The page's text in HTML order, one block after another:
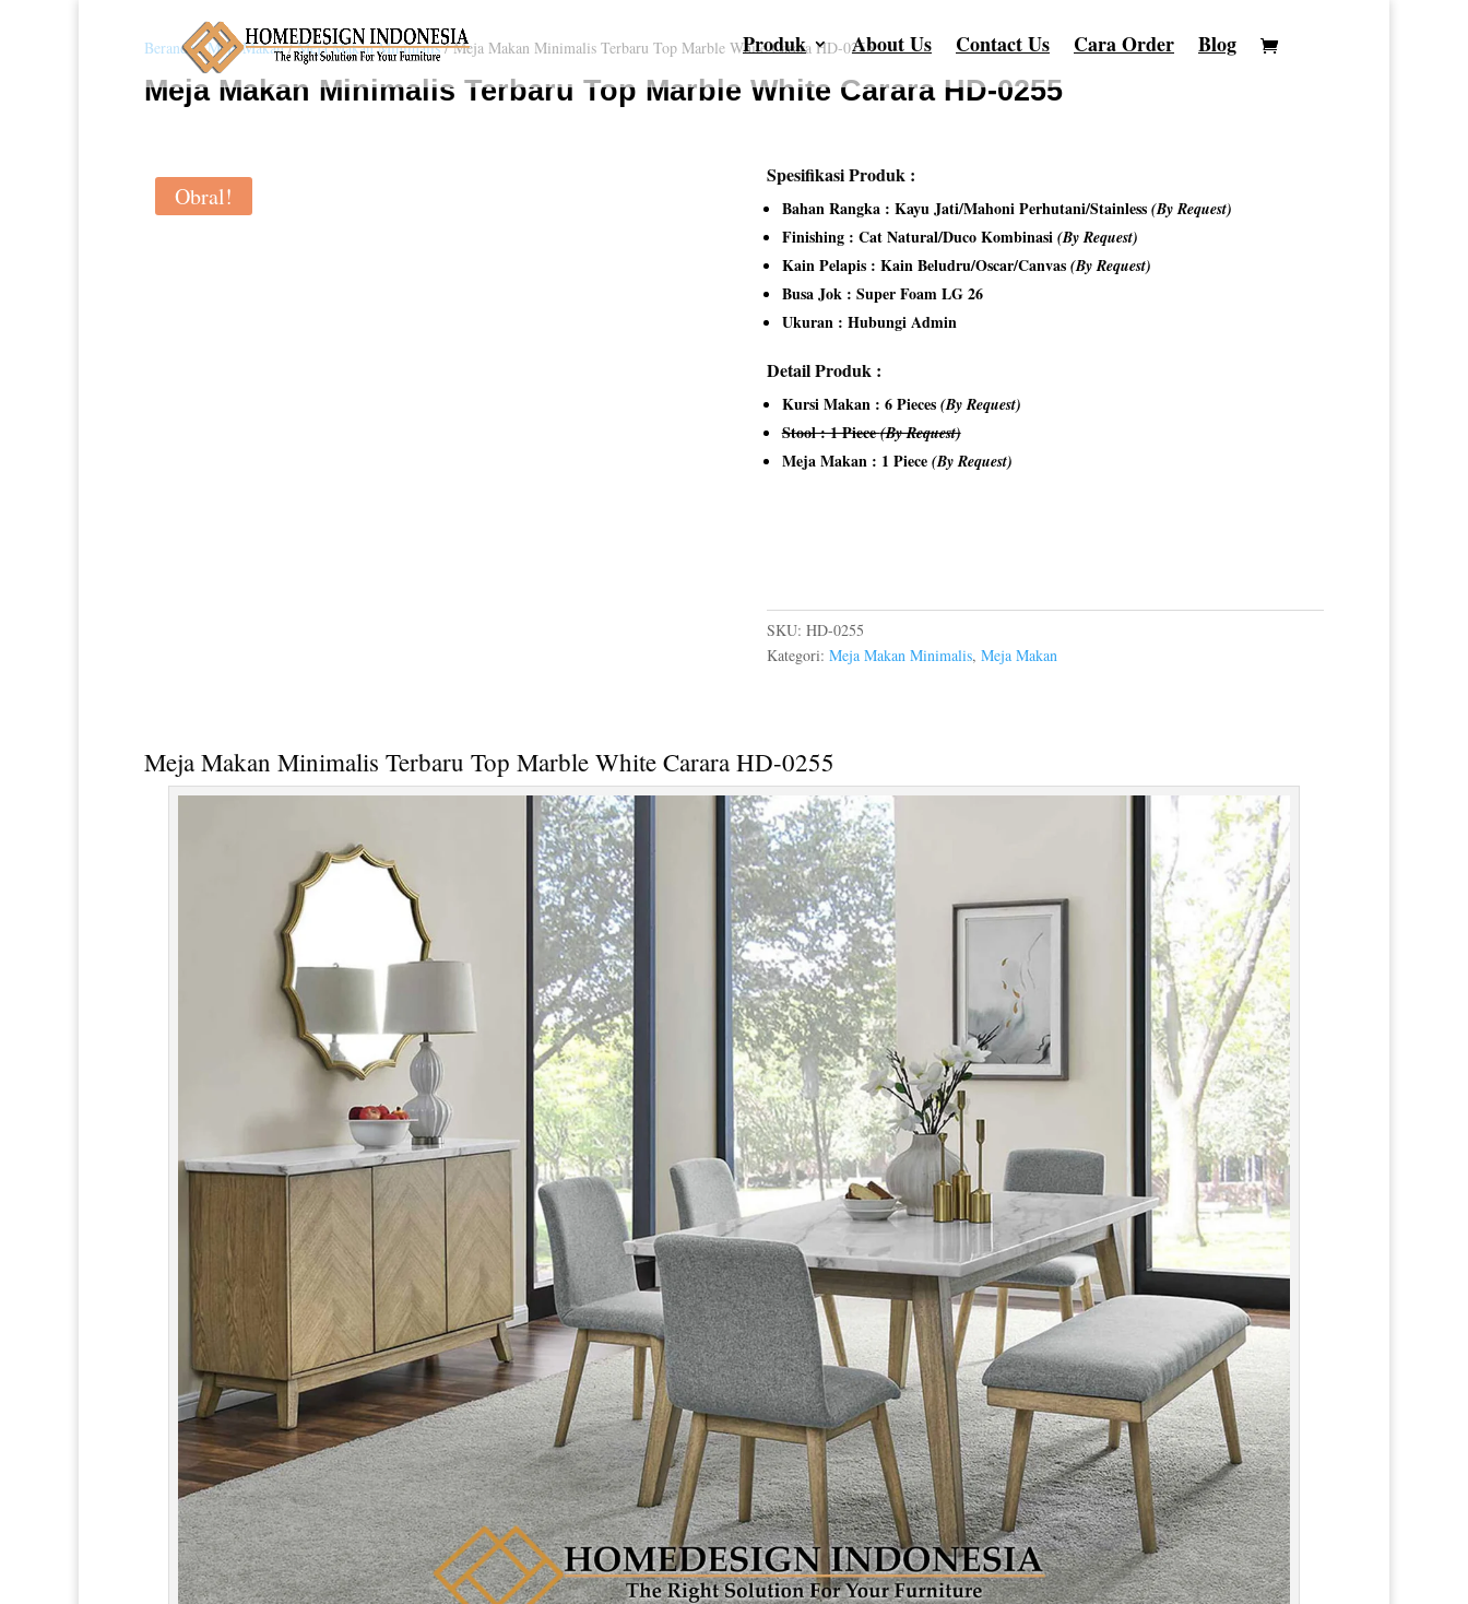
Produk About Us Contact Us Cara Order Blog
Beranda/Meja Makan/Meja Makan Minimalis/ Meja Makan Minimalis Terbaru Top Marble White Carara HD-0255
Meja Makan Minimalis Terbaru Top Marble White Carara HD-0255
Obral!
Spesifikasi Produk :
Bahan Rangka : Kayu Jati/Mahoni Perhutani/Stainless (By Request)
Finishing : Cat Natural/Duco Kombinasi (By Request)
Kain Pelapis : Kain Beludru/Oscar/Canvas (By Request)
Busa Jok : Super Foam LG 26
Ukuran : Hubungi Admin
Detail Produk :
Kursi Makan : 6 Pieces (By Request)
Stool : 1 Piece(By Request)
Meja Makan : 1 Piece (By Request)
SKU: HD-0255
Kategori: Meja Makan Minimalis, Meja Makan
Meja Makan Minimalis Terbaru Top Marble White Carara HD-0255